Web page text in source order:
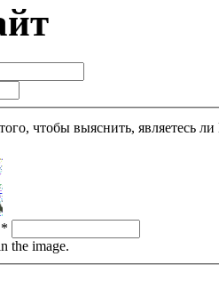
ли Вы человеком или представляете из себя робота
*
the image.